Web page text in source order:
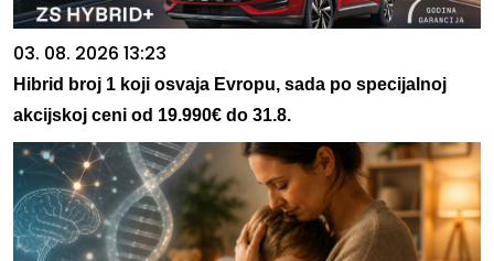
03. 08. 2026 13:23
Hibrid broj 1 koji osvaja Evropu, sada po specijalnoj
akcijskoj ceni od 19.990€ do 31.8.